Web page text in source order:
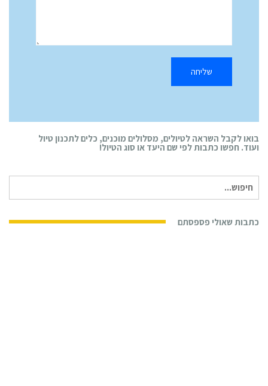
בואו לקבל השראה לטיולים, מסלולים מוכנים, כלים לתכנון טיול
ועוד. חפשו כתבות לפי שם היעד או סוג הטיול!
עבור:
כתבות שאולי פספסתם